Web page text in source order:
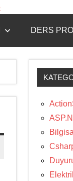
DERS